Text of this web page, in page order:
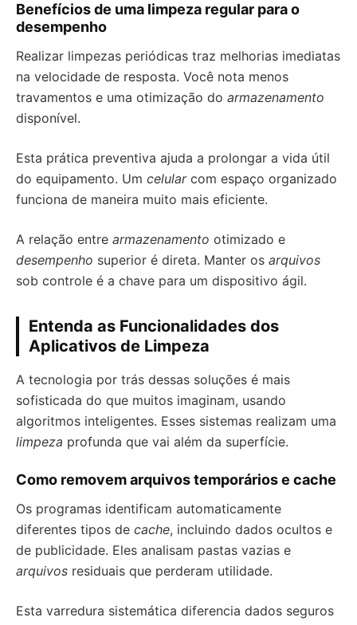
Benefícios de uma limpeza regular para o
desempenho
Realizar limpezas periódicas traz melhorias imediatas
na velocidade de resposta. Você nota menos
travamentos e uma otimização do armazenamento
disponível.
Esta prática preventiva ajuda a prolongar a vida útil
do equipamento. Um celularcom espaço organizado
funciona de maneira muito mais eficiente.
A relação entre armazenamento otimizado e
desempenho superior é direta. Manter os arquivos
sob controle é a chave para um dispositivo ágil.
Entenda as Funcionalidades dos
Aplicativos de Limpeza
A tecnologia por trás dessas soluções é mais
sofisticada do que muitos imaginam, usando
algoritmos inteligentes. Esses sistemas realizam uma
limpeza profunda que vai além da superfície.
Como removem arquivos temporários e cache
Os programas identificam automaticamente
diferentes tipos de cache, incluindo dados ocultos e
de publicidade. Eles analisam pastas vazias e
arquivos residuais que perderam utilidade.
Esta varredura sistemática diferencia dados seguros